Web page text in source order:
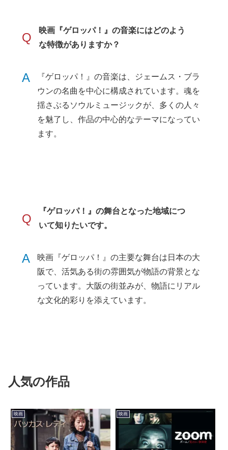
Q
映画『ゲロッパ！』の音楽にはどのよう
な特徴がありますか？
A
『ゲロッパ！』の音楽は、ジェームス・ブラ
ウンの名曲を中心に構成されています。魂を
揺さぶるソウルミュージックが、多くの人々
を魅了し、作品の中心的なテーマになってい
ます。
Q
『ゲロッパ！』の舞台となった地域につ
いて知りたいです。
A
映画『ゲロッパ！』の主要な舞台は日本の大
阪で、活気ある街の雰囲気が物語の背景とな
っています。大阪の街並みが、物語にリアル
な文化的彩りを添えています。
人気の作品
映画 映画